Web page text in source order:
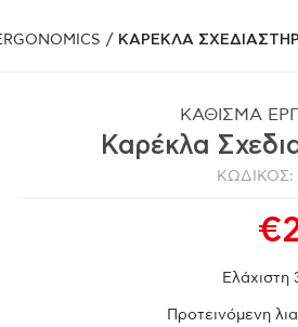
/ ΚΑΡΕΚΛΑ
ΚΑΘΙΣΜΑ
Καρέκλα
ΚΩΔΙΚΟΣ:
Προτεινόμενη